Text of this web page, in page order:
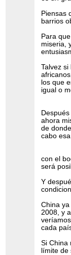
Piensas
barrios
Para
miseria,
Talvez
los que
igual o
ahora
de
cabo
con el
será
Y
China
2008, y
cada
Si China
límite de